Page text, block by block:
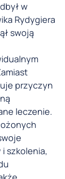
w
Rydygiera
swoją
przyczyn
leczenie.
szkolenia,